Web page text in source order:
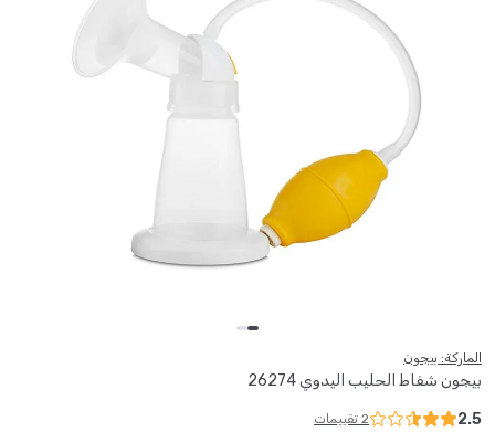
الماركة: بيجون
بيجون شفاط الحليب اليدوي 26274
2.5
2 تقييمات